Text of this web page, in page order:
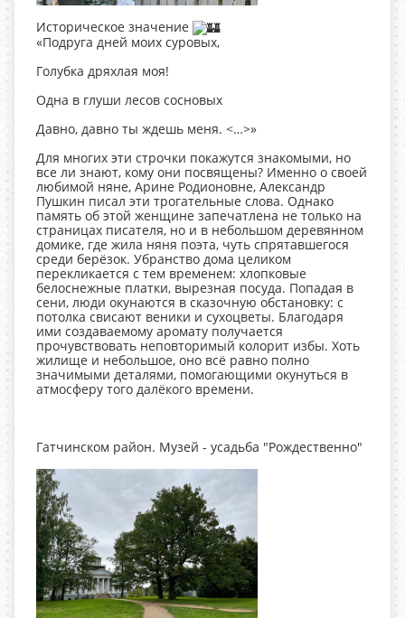
Историческое значение
«Подруга дней моих суровых,
Голубка дряхлая моя!
Одна в глуши лесов сосновых
Давно, давно ты ждешь меня. <…>»
Для многих эти строчки покажутся знакомыми, но
все ли знают, кому они посвящены? Именно о своей
любимой няне, Арине Родионовне, Александр
Пушкин писал эти трогательные слова. Однако
память об этой женщине запечатлена не только на
страницах писателя, но и в небольшом деревянном
домике, где жила няня поэта, чуть спрятавшегося
среди берёзок. Убранство дома целиком
перекликается с тем временем: хлопковые
белоснежные платки, вырезная посуда. Попадая в
сени, люди окунаются в сказочную обстановку: с
потолка свисают веники и сухоцветы. Благодаря
ими создаваемому аромату получается
прочувствовать неповторимый колорит избы. Хоть
жилище и небольшое, оно всё равно полно
значимыми деталями, помогающими окунуться в
атмосферу того далёкого времени.
Гатчинском район. Музей - усадьба "Рождественно"